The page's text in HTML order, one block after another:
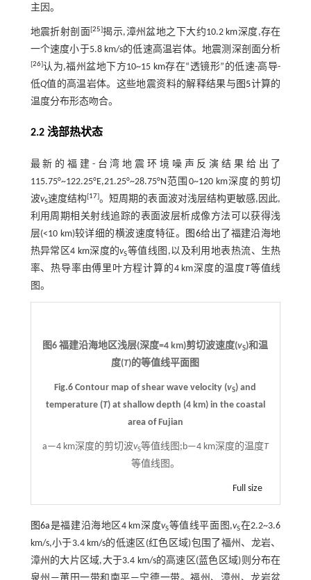
主因。
地震折射剖面[25]揭示,漳州盆地之下大约10.2 km深度,存在
一个速度小于5.8 km/s的低速高温岩体。地震测深剖面分析
[26]认为,福州盆地下方10~15 km存在“透镜形”的低速-高导-
低Q值的高温岩体。这些地震资料的解释结果与 图5计算的
温度分布形态吻合。
2.2 浅部热状态
最新的福建-台湾地震环境噪声反演结果给出了
115.75°~122.25°E,21.25°~28.75°N范围0~120 km深度的剪切
波vS速度结构[17]。短周期的表面波对浅层结构更敏感,因此,
利用周期相关射线追踪的表面波层析成像方法可以获得浅
层(<10 km)较详细的横波速度特征。
图6给出了福建沿海地
热异常区4 km深度的vS等值线图,以及利用地表热流、生热
率、热导率由傅里叶方程计算的4 km深度的温度T等值线
图。
图6 福建沿海地区浅层(深度=4 km)剪切波速度(vS)和温
度(T)的等值线平面图
Fig.6 Contour map of shear wave velocity (vS) and
temperature (T) at shallow depth (4 km) in the coastal
area of Fujian
a—4 km深度的剪切波vS等值线图;b—4 km深度的温度T
等值线图。
Full size
图6a是福建沿海地区4 km深度vS等值线平面图,vS在2.2~3.6
km/s,小于3.4 km/s的低速区(红色区域)包围了福州、龙岩、
漳州的大片区域,大于3.4 km/s的高速区(蓝色区域)则分布在